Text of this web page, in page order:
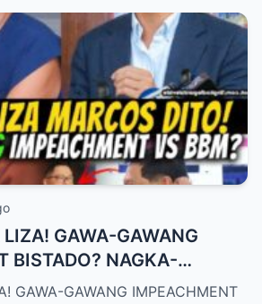
GAWA-GAWANG
BISTADO? NAGKA-
ANG SCRIPT!
GAWA-GAWANG IMPEACHMENT